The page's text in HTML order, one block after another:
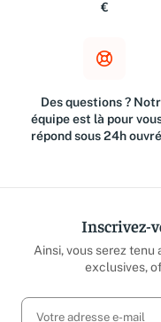
€
Des questions ?
équipe est là pour
répond sous 24h
Inscrivez-
Ainsi, vous serez
exclusives,